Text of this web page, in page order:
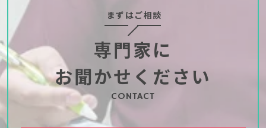
まずはご相談
専門家に
お聞かせください
CONTACT